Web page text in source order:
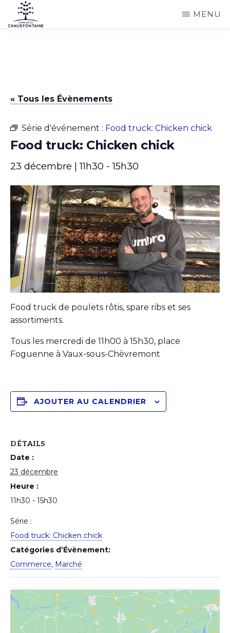
Passer
au
commune
Chaudfontaine
MENU
« Tous les Évènements
Série d'événement : Food truck: Chicken chick
Food truck: Chicken chick
23 décembre | 11h30 -15h30
Food truck de poulets rôtis, spare ribs et ses
assortiments.
Tous les mercredi de 11h00 à 15h30, place
Foguenne à Vaux-sous-Chèvremont
AJOUTER AU CALENDRIER
DÉTAILS
Date :
23 décembre
Heure :
11h30 - 15h30
Série :
Food truck: Chicken chick
Catégories d’Évènement:
Commerce, Marché